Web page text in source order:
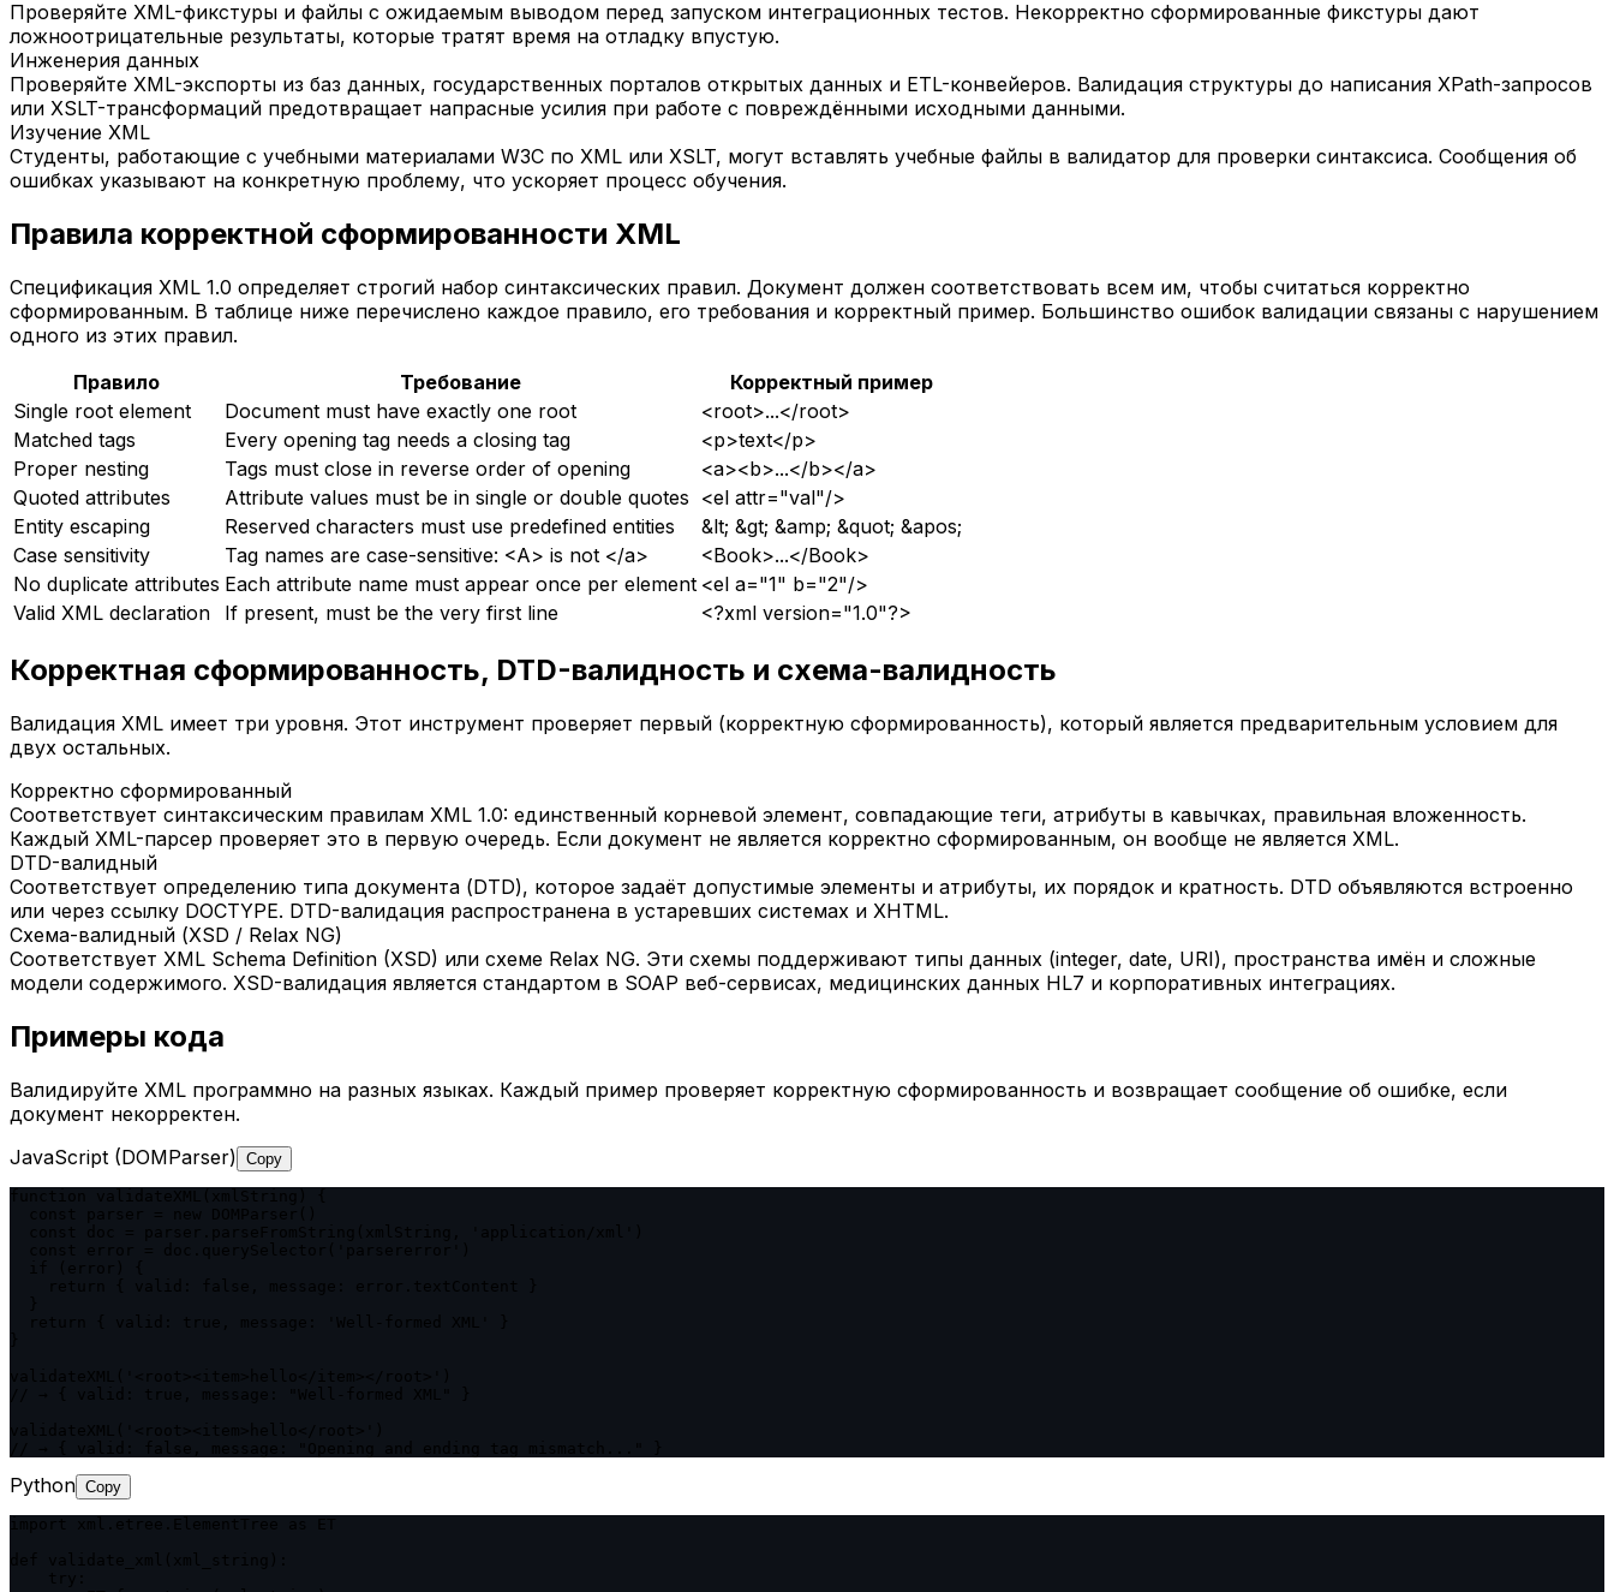
Проверяйте XML-фикстуры и файлы с ожидаемым выводом перед запуском интеграционных тестов. Некорректно сформированные фикстуры дают
ложноотрицательные результаты, которые тратят время на отладку впустую.
Инженерия данных
Проверяйте XML-экспорты из баз данных, государственных порталов открытых данных и ETL-конвейеров. Валидация структуры до написания XPath-запросов
или XSLT-трансформаций предотвращает напрасные усилия при работе с повреждёнными исходными данными.
Изучение XML
Студенты, работающие с учебными материалами W3C по XML или XSLT, могут вставлять учебные файлы в валидатор для проверки синтаксиса. Сообщения об
ошибках указывают на конкретную проблему, что ускоряет процесс обучения.
Правила корректной сформированности XML
Спецификация XML 1.0 определяет строгий набор синтаксических правил. Документ должен соответствовать всем им, чтобы считаться корректно
сформированным. В таблице ниже перечислено каждое правило, его требования и корректный пример. Большинство ошибок валидации связаны с нарушением
одного из этих правил.
Правило
Требование
Корректный пример
Single root element
Document must have exactly one root
<root>...</root>
Matched tags
Every opening tag needs a closing tag
<p>text</p>
Proper nesting
Tags must close in reverse order of opening
<a><b>...</b></a>
Quoted attributes
Attribute values must be in single or double quotes <el attr="val"/>
Entity escaping
Reserved characters must use predefined entities
&lt; &gt; &amp; &quot; &apos;
Case sensitivity
Tag names are case-sensitive: <A> is not </a>
<Book>...</Book>
No duplicate attributes Each attribute name must appear once per element <el a="1" b="2"/>
Valid XML declaration
If present, must be the very first line <?xml version="1.0"?>
Корректная сформированность, DTD-валидность и схема-валидность
Валидация XML имеет три уровня. Этот инструмент проверяет первый (корректную сформированность), который является предварительным условием для
двух остальных.
Корректно сформированный
Соответствует синтаксическим правилам XML 1.0: единственный корневой элемент, совпадающие теги, атрибуты в кавычках, правильная вложенность.
Каждый XML-парсер проверяет это в первую очередь. Если документ не является корректно сформированным, он вообще не является XML.
DTD-валидный
Соответствует определению типа документа (DTD), которое задаёт допустимые элементы и атрибуты, их порядок и кратность. DTD объявляются встроенно
или через ссылку DOCTYPE. DTD-валидация распространена в устаревших системах и XHTML.
Схема-валидный (XSD / Relax NG)
Соответствует XML Schema Definition (XSD) или схеме Relax NG. Эти схемы поддерживают типы данных (integer, date, URI), пространства имён и сложные
модели содержимого. XSD-валидация является стандартом в SOAP веб-сервисах, медицинских данных HL7 и корпоративных интеграциях.
Примеры кода
Валидируйте XML программно на разных языках. Каждый пример проверяет корректную сформированность и возвращает сообщение об ошибке, если
документ некорректен.
JavaScript (DOMParser) Copy
Python Copy